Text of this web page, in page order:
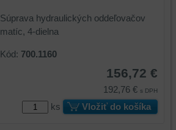
Súprava hydraulických oddeľovačov
matíc, 4-dielna
Kód: 700.1160
156,72 €
192,76 € s DPH
ks Vložiť do košíka